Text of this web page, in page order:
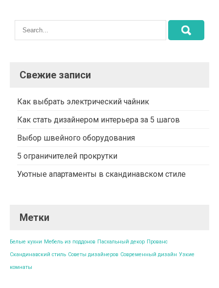
Свежие записи
Как выбрать электрический чайник
Как стать дизайнером интерьера за 5 шагов
Выбор швейного оборудования
5 ограничителей прокрутки
Уютные апартаменты в скандинавском стиле
Метки
Белые кухни Мебель из поддонов Пасхальный декор Прованс
Скандинавский стиль Советы дизайнеров Современный дизайн Узкие
комнаты